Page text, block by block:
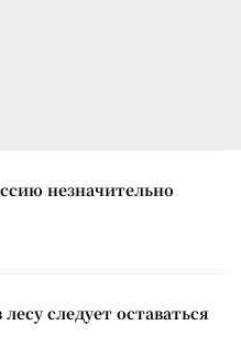
незначительно
следует оставаться